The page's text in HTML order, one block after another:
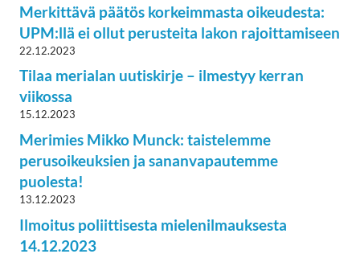
Merkittävä päätös korkeimmasta oikeudesta:
UPM:llä ei ollut perusteita lakon rajoittamiseen
22.12.2023
Tilaa merialan uutiskirje – ilmestyy kerran
viikossa
15.12.2023
Merimies Mikko Munck: taistelemme
perusoikeuksien ja sananvapautemme
puolesta!
13.12.2023
Ilmoitus poliittisesta mielenilmauksesta
14.12.2023